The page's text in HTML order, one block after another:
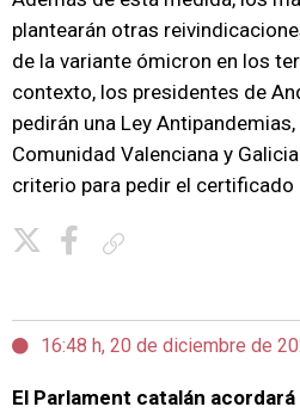
plantearán otras
de la variante ómicron en los
contexto, los presidentes de
pedirán una Ley
Comunidad Valenciana y
criterio para pedir el certificado
16:48 h, 20 de diciembre de
El Parlament catalán